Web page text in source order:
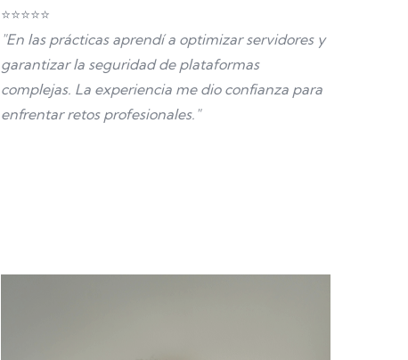
⭐⭐⭐⭐⭐
"En las prácticas aprendí a optimizar servidores y
garantizar la seguridad de plataformas
complejas. La experiencia me dio confianza para
enfrentar retos profesionales."